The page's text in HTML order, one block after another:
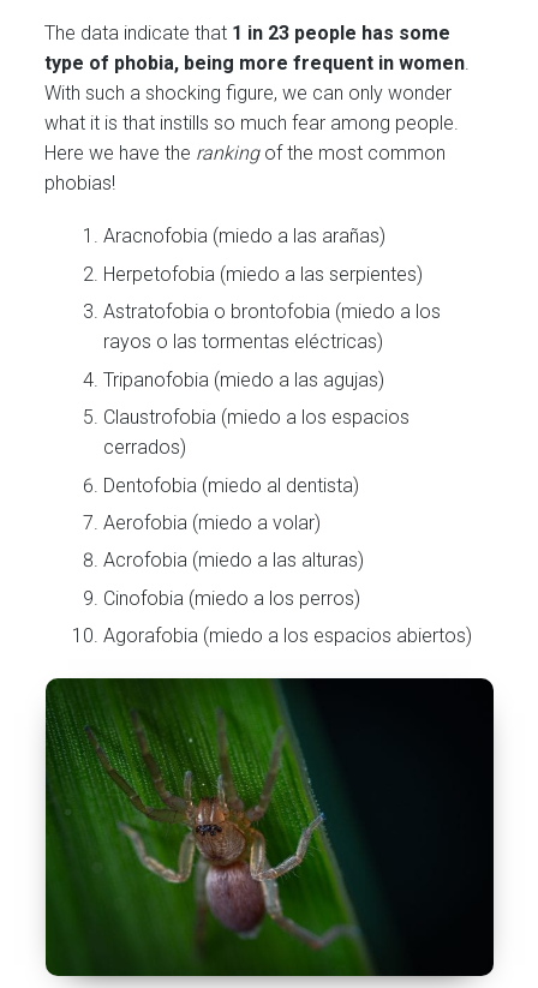
The data indicate that 1 in 23 people has some
type of phobia, being more frequent in women.
With such a shocking figure, we can only wonder
what it is that instills so much fear among people.
Here we have the rankingof the most common
phobias!
Aracnofobia (miedo a las arañas)
Herpetofobia (miedo a las serpientes)
Astratofobia o brontofobia (miedo a los
rayos o las tormentas eléctricas)
Tripanofobia (miedo a las agujas)
Claustrofobia (miedo a los espacios
cerrados)
Dentofobia (miedo al dentista)
Aerofobia (miedo a volar)
Acrofobia (miedo a las alturas)
Cinofobia (miedo a los perros)
Agorafobia (miedo a los espacios abiertos)